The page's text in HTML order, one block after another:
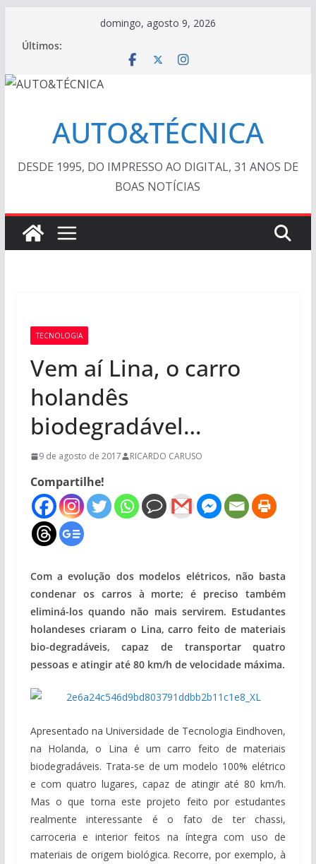
conteúdo
domingo, agosto 9, 2026
Últimos:
AUTO&TÉCNICA
DESDE 1995, DO IMPRESSO AO DIGITAL, 31 ANOS DE
BOAS NOTÍCIAS
TECNOLOGIA
Vem aí Lina, o carro
holandês
biodegradável…
9 de agosto de 2017 RICARDO CARUSO
Compartilhe!
Com a evolução dos modelos elétricos, não basta
condenar os carros à morte; é preciso também
eliminá-los quando não mais servirem. Estudantes
holandeses criaram o Lina, carro feito de materiais
bio-degradáveis, capaz de transportar quatro
pessoas e atingir até 80 km/h de velocidade máxima.
Apresentado na Universidade de Tecnologia Eindhoven,
na Holanda, o Lina é um carro feito de materiais
biodegradáveis. Trata-se de um modelo 100% elétrico
e com quatro lugares, capaz de atingir até 80 km/h.
Mas o que torna este projeto feito por estudantes
realmente interessante é o fato de ter chassi,
carroceria e interior feitos na íntegra com uso de
materiais de origem biológica. Recorre, por exemplo, à